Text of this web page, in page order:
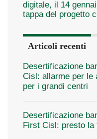
digitale, il 14
tappa del progetto
Articoli recenti
Desertificazione
Cisl: allarme per le
per i grandi centri
Desertificazione
First Cisl: presto la